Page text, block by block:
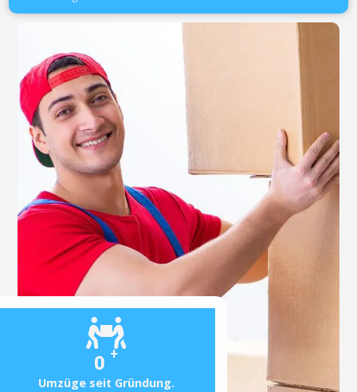
0 +
Umzüge seit Gründung.